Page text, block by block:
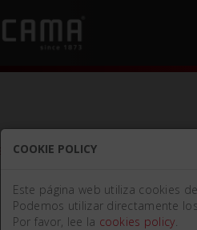
/PERFORADO
COOKIE POLICY
Este página web utiliza cookies
Podemos utilizar directamente
Por favor, lee la cookies policy.